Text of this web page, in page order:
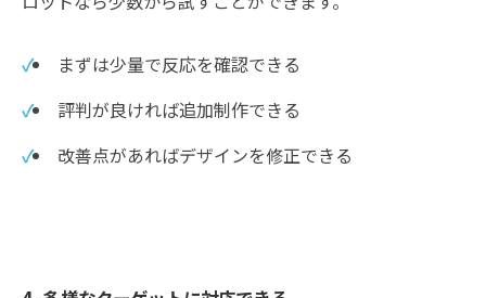
まずは少量で反応を確認できる
評判が良ければ追加制作できる
改善点があればデザインを修正できる